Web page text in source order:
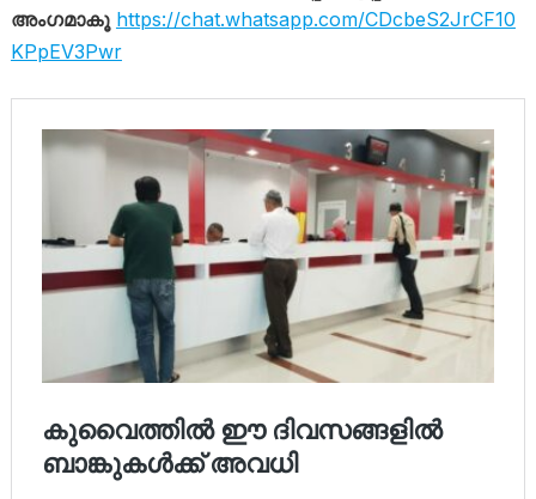
അംഗമാകൂ https://chat.whatsapp.com/CDcbeS2JrCF10
KPpEV3Pwr